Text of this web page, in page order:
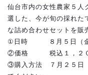
仙台市内の女性農家５人
選した、今が旬の採れた
な詰め合わせセットを販
①日時 ８月５日（金
②価格 税込１，２０
③購入方法 ７月２５日